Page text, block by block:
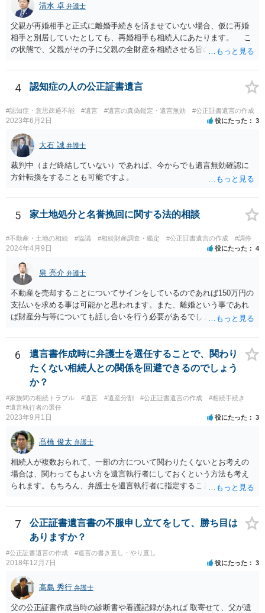
清水 卓 弁護士
父親が再婚相手と正式に離婚手続きを済ませていない場合、仮に再婚
相手と別居していたとしても、再婚相手も相続人にあたります。 こ
の状態で、父親がその子に父親の全財産を相続させる旨の公正証書遺
が、再婚相手の遺留分を侵害しているため、再婚相手から相続人
（子）に対して遺留分侵害額請求権が行使される可能性があります。
お悩みのようであれば、問題の当事者であるお父様本人がお住まい
の地域等の弁護士に直接相談してみるのが望ましいように思います。
【参考】民法 （遺留分侵害額の請求） 第千四十六条 遺留分権利者及
びその承継人は、受遺者（特定財産承継遺言により財産を承継し又は
相続分の指定を受けた相続人を含む。以下この章において同じ。）又
は受贈者に対し、遺留分侵害額に相当する金銭の支払を請求すること
ができる。
4 認知症の人の公正証書遺言
#認知症・意思疎通不能 #遺言 #遺言の真偽鑑定・遺言無効 #公正証書遺言の作成
2023年6月2日 役にたった 3
大石 誠 弁護士
裁判中（まだ終結していない）であれば、今からでも遺言無効確認に
方針転換をすることも可能ですよ。
5 家土地処分と名誉挽回に関する法的相談
#不動産・土地の相続 #協議 #相続財産調査・鑑定 #公正証書遺言の作成 #調停
2024年4月9日 役にたった 4
泉 亮介 弁護士
不動産を売却することについてサインをしているのであれば150万円の
支払いを求める事は可能かと思われます。また、離婚という事であれ
ば財産分与等についても話し合いを行う必要があるでしょう。 細かい
士事務所へご相談されると良いでしょう。
6
遺言書作成時に弁護士を選任することで、関わり
たくない相続人との関係を回避できるのでしょう
か？
#家族間の相続トラブル #遺言 #遺産分割 #公正証書遺言の作成
#相続手続き
#遺言執行者の選任
2023年9月1日 役にたった 3
髙橋 俊太 弁護士
相続人が複数おられて、一部の方について関わりたくないとお考えの
場合は、関わってもよい方を遺言執行者にしておくという方法も考え
られます。もちろん、弁護士を遺言執行者に指定することもできます
方に再委任の権限を付与しておくという方法もあります。 一度、弁護
士に直接ご相談されることをお勧めいたします。
7
公正証書遺言書の不服申し立てをして、勝ち目は
ありますか？
#公正証書遺言の作成 #遺言の書き直し・やり直し
2018年12月7日 役にたった 3
高島 秀行 弁護士
父の公正証書作成当時の診断書や看護記録があれば 取寄せて、父が遺